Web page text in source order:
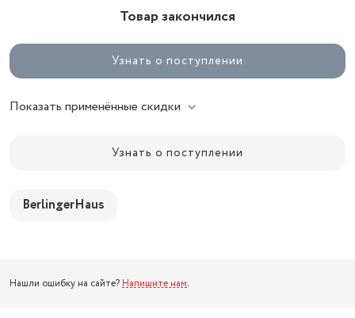
Товар закончился
Узнать о поступлении
Показать применённые скидки
Узнать о поступлении
BerlingerHaus
Нашли ошибку на сайте? Напишите нам.